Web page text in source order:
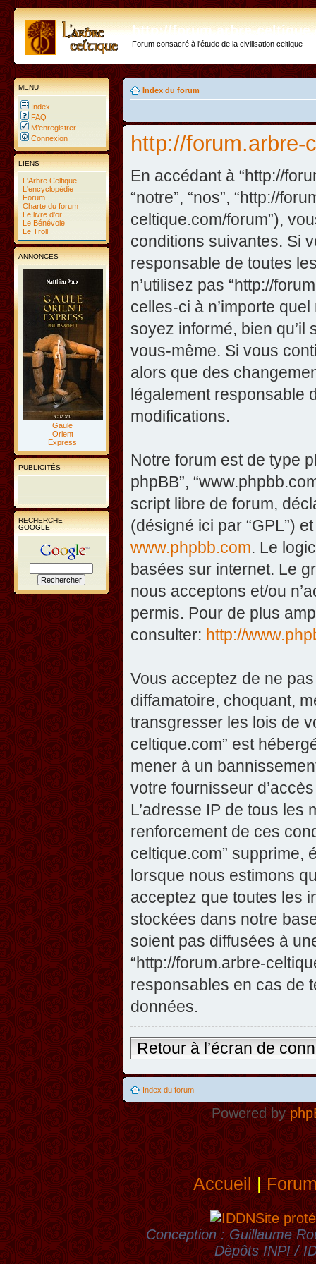
http://forum.arbre-
Forum consacré à l'étude de la civilisation celtique
MENU
Index
FAQ
M’enregistrer
Connexion
LIENS
L'Arbre Celtique
L'encyclopédie
Forum
Charte du forum
Le livre d'or
Le Bénévole
Le Troll
ANNONCES
Gaule
Orient
Express
PUBLICITÉS
RECHERCHE
GOOGLE
Index du forum
http://forum.arbre-
En accédant à “http://
“notre”, “nos”, “http://
celtique.com/forum”),
conditions suivantes. Si
responsable de toutes
n’utilisez pas “http://
celles-ci à n’importe
soyez informé, bien
vous-même. Si vous
alors que des
légalement responsable
modifications.
Notre forum est de type
phpBB”,
script libre de forum,
(désigné ici par “GPL”)
www.phpbb.com. Le
basées sur internet. Le
nous acceptons et/ou
permis. Pour de plus
consulter: http://
Vous acceptez de ne
diffamatoire, choquant,
transgresser les lois de
celtique.com” est
mener à un
votre fournisseur
L’adresse IP de tous
renforcement de ces
celtique.com” supprime,
lorsque nous estimons
acceptez que toutes les
stockées dans notre
soient pas diffusées à
“http://forum.arbre-
responsables en cas de
données.
Retour à l’écran de
Index du forum
Powered by
Accueil|
Site
Conception : Guillaume
Dèpôts INPI /